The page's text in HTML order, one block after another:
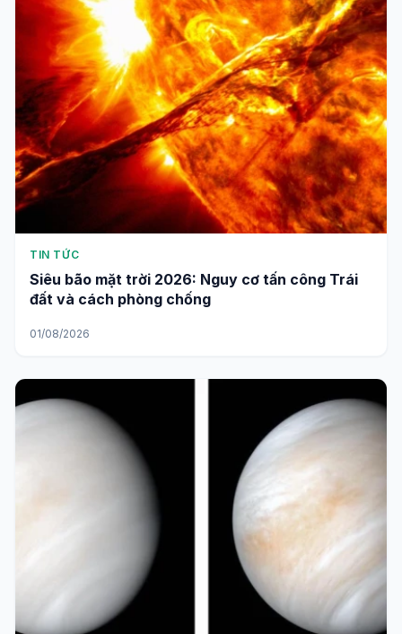
TIN TỨC
Siêu bão mặt trời 2026: Nguy cơ tấn công Trái
đất và cách phòng chống
01/08/2026